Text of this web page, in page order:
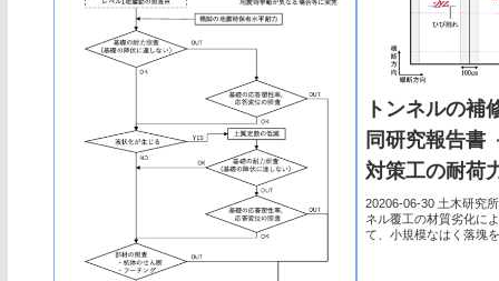
トンネルの補
同研究報告書
対策工の耐荷
性の検討－
20206-06-30 土木研究
ネル覆工の材質劣化に
て、小規模なはく落塊